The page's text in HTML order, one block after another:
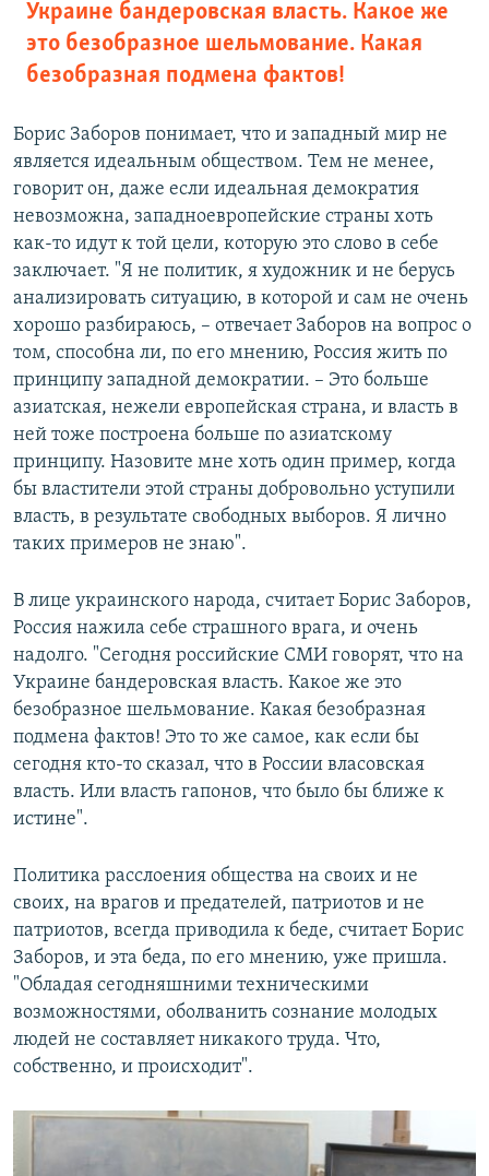
Украине бандеровская власть. Какое же
это безобразное шельмование. Какая
безобразная подмена фактов!
Борис Заборов понимает, что и западный мир не
является идеальным обществом. Тем не менее,
говорит он, даже если идеальная демократия
невозможна, западноевропейские страны хоть
как-то идут к той цели, которую это слово в себе
заключает. "Я не политик, я художник и не берусь
анализировать ситуацию, в которой и сам не очень
хорошо разбираюсь, – отвечает Заборов на вопрос о
том, способна ли, по его мнению, Россия жить по
принципу западной демократии. – Это больше
азиатская, нежели европейская страна, и власть в
ней тоже построена больше по азиатскому
принципу. Назовите мне хоть один пример, когда
бы властители этой страны добровольно уступили
власть, в результате свободных выборов. Я лично
таких примеров не знаю".
В лице украинского народа, считает Борис Заборов,
Россия нажила себе страшного врага, и очень
надолго. "Сегодня российские СМИ говорят, что на
Украине бандеровская власть. Какое же это
безобразное шельмование. Какая безобразная
подмена фактов! Это то же самое, как если бы
сегодня кто-то сказал, что в России власовская
власть. Или власть гапонов, что было бы ближе к
истине".
Политика расслоения общества на своих и не
своих, на врагов и предателей, патриотов и не
патриотов, всегда приводила к беде, считает Борис
Заборов, и эта беда, по его мнению, уже пришла.
"Обладая сегодняшними техническими
возможностями, оболванить сознание молодых
людей не составляет никакого труда. Что,
собственно, и происходит".